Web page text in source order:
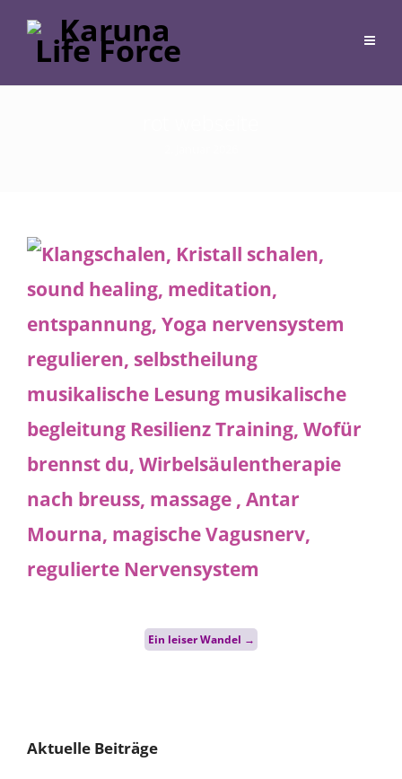
navigation
Ein leiser Wandel →
Aktuelle Beiträge